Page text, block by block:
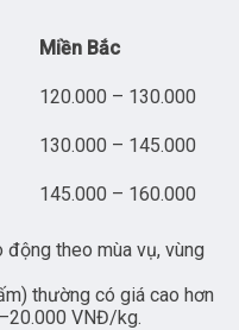
Miền Bắc
120.000 – 130.000
130.000 – 145.000
145.000 – 160.000
động theo mùa vụ, vùng
thường có giá cao hơn
VNĐ/kg.